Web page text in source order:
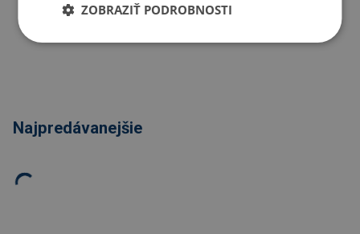
Najpredávanejšie
ZOBRAZIŤ PODROBNOSTI